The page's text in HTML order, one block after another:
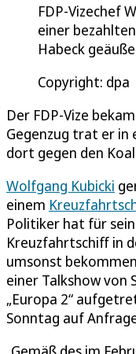
FDP-Vizechef
einer
Habeck
Copyright: dpa
Der FDP-Vize
Gegenzug trat er in
dort gegen den
Wolfgang Kubicki
einem
Politiker hat für
Kreuzfahrtschiff in
umsonst
einer Talkshow von
„Europa 2“
Sonntag auf